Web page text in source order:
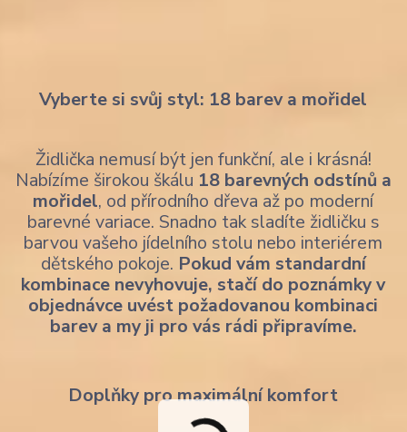
Vyberte si svůj styl: 18 barev a mořidel
Židlička nemusí být jen funkční, ale i krásná!
Nabízíme širokou škálu 18 barevných odstínů a
mořidel, od přírodního dřeva až po moderní
barevné variace. Snadno tak sladíte židličku s
barvou vašeho jídelního stolu nebo interiérem
dětského pokoje. Pokud vám standardní
kombinace nevyhovuje, stačí do poznámky v
objednávce uvést požadovanou kombinaci
barev a my ji pro vás rádi připravíme.
Doplňky pro maximální komfort